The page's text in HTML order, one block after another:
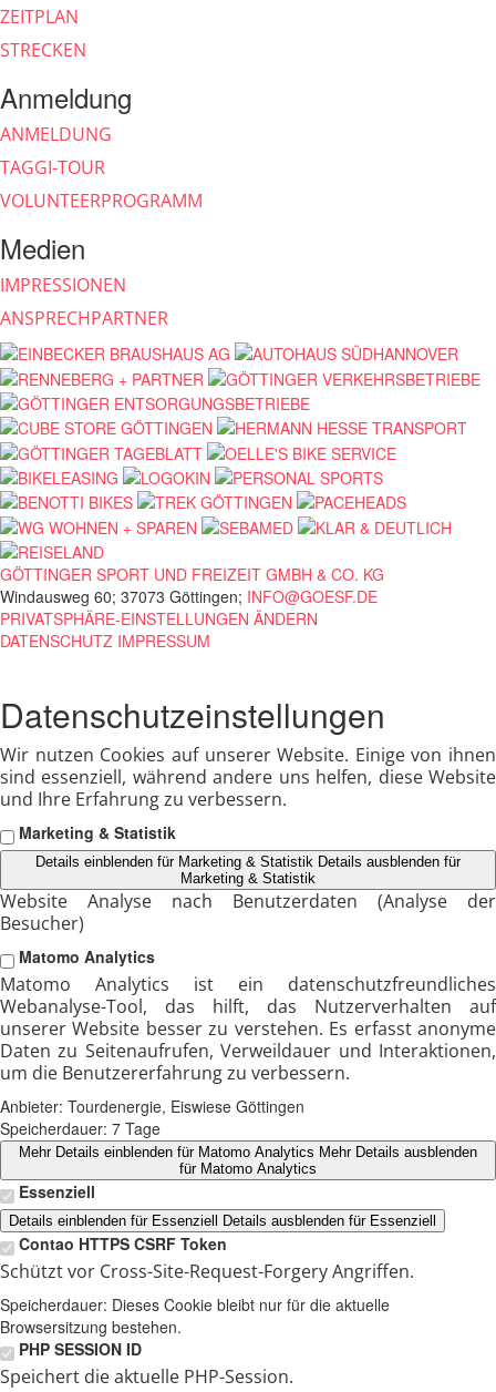
ZEITPLAN
STRECKEN
Anmeldung
ANMELDUNG
TAGGI-TOUR
VOLUNTEERPROGRAMM
Medien
IMPRESSIONEN
ANSPRECHPARTNER
GÖTTINGER SPORT UND FREIZEIT GMBH & CO. KG
Windausweg 60; 37073 Göttingen; INFO@GOESF.DE
PRIVATSPHÄRE-EINSTELLUNGEN ÄNDERN
DATENSCHUTZ IMPRESSUM
Datenschutzeinstellungen
Wir nutzen Cookies auf unserer Website. Einige von ihnen
sind essenziell, während andere uns helfen, diese Website
und Ihre Erfahrung zu verbessern.
Marketing & Statistik
Details einblenden für Marketing & Statistik Details ausblenden für
Marketing & Statistik
Website Analyse nach Benutzerdaten (Analyse der
Besucher)
Matomo Analytics
Matomo Analytics ist ein datenschutzfreundliches
Webanalyse-Tool, das hilft, das Nutzerverhalten auf
unserer Website besser zu verstehen. Es erfasst anonyme
Daten zu Seitenaufrufen, Verweildauer und Interaktionen,
um die Benutzererfahrung zu verbessern.
Anbieter: Tourdenergie, Eiswiese Göttingen
Speicherdauer: 7 Tage
Mehr Details einblenden für Matomo Analytics Mehr Details ausblenden
für Matomo Analytics
Essenziell
Details einblenden für Essenziell Details ausblenden für Essenziell
Contao HTTPS CSRF Token
Schützt vor Cross-Site-Request-Forgery Angriffen.
Speicherdauer: Dieses Cookie bleibt nur für die aktuelle
Browsersitzung bestehen.
PHP SESSION ID
Speichert die aktuelle PHP-Session.